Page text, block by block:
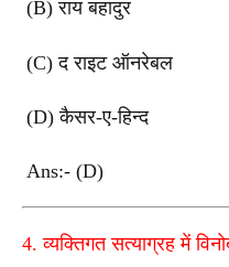
(B)राय बहादुर
(C)द राइट ऑनरेबल
(D)कैसर-ए-हिन्द
Ans:- (D)
4.व्यक्तिगत सत्याग्रह में